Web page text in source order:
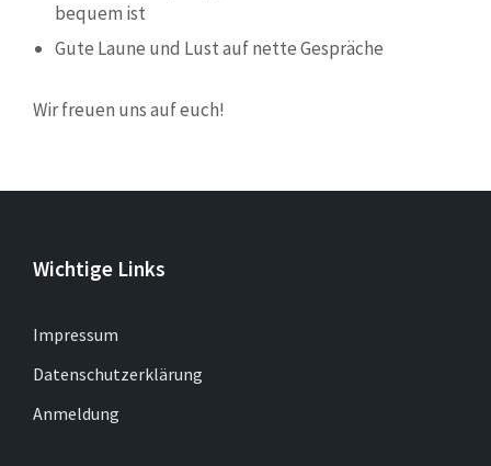
bequem ist
Gute Laune und Lust auf nette Gespräche
Wir freuen uns auf euch!
Wichtige Links
Impressum
Datenschutzerklärung
Anmeldung